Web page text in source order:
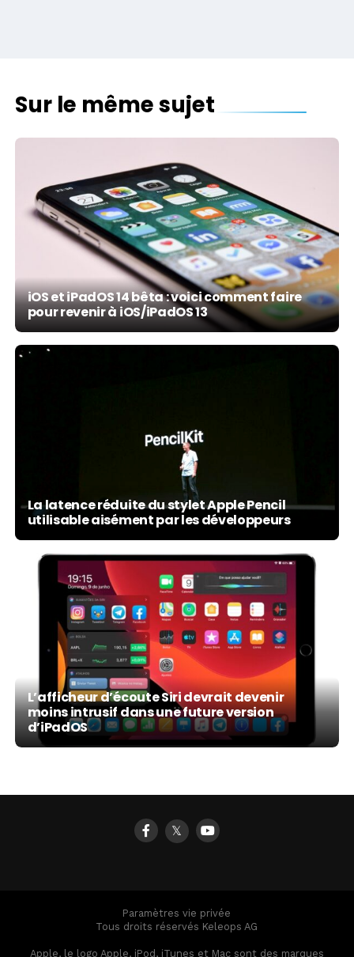
Sur le même sujet
iOS et iPadOS 14 bêta : voici comment faire
pour revenir à iOS/iPadOS 13
La latence réduite du stylet Apple Pencil
utilisable aisément par les développeurs
L’afficheur d’écoute Siri devrait devenir
moins intrusif dans une future version
d’iPadOS
𝕏
Paramètres vie privée
Tous droits réservés Keleops AG
Apple, le logo Apple, iPod, iTunes et Mac sont des marques